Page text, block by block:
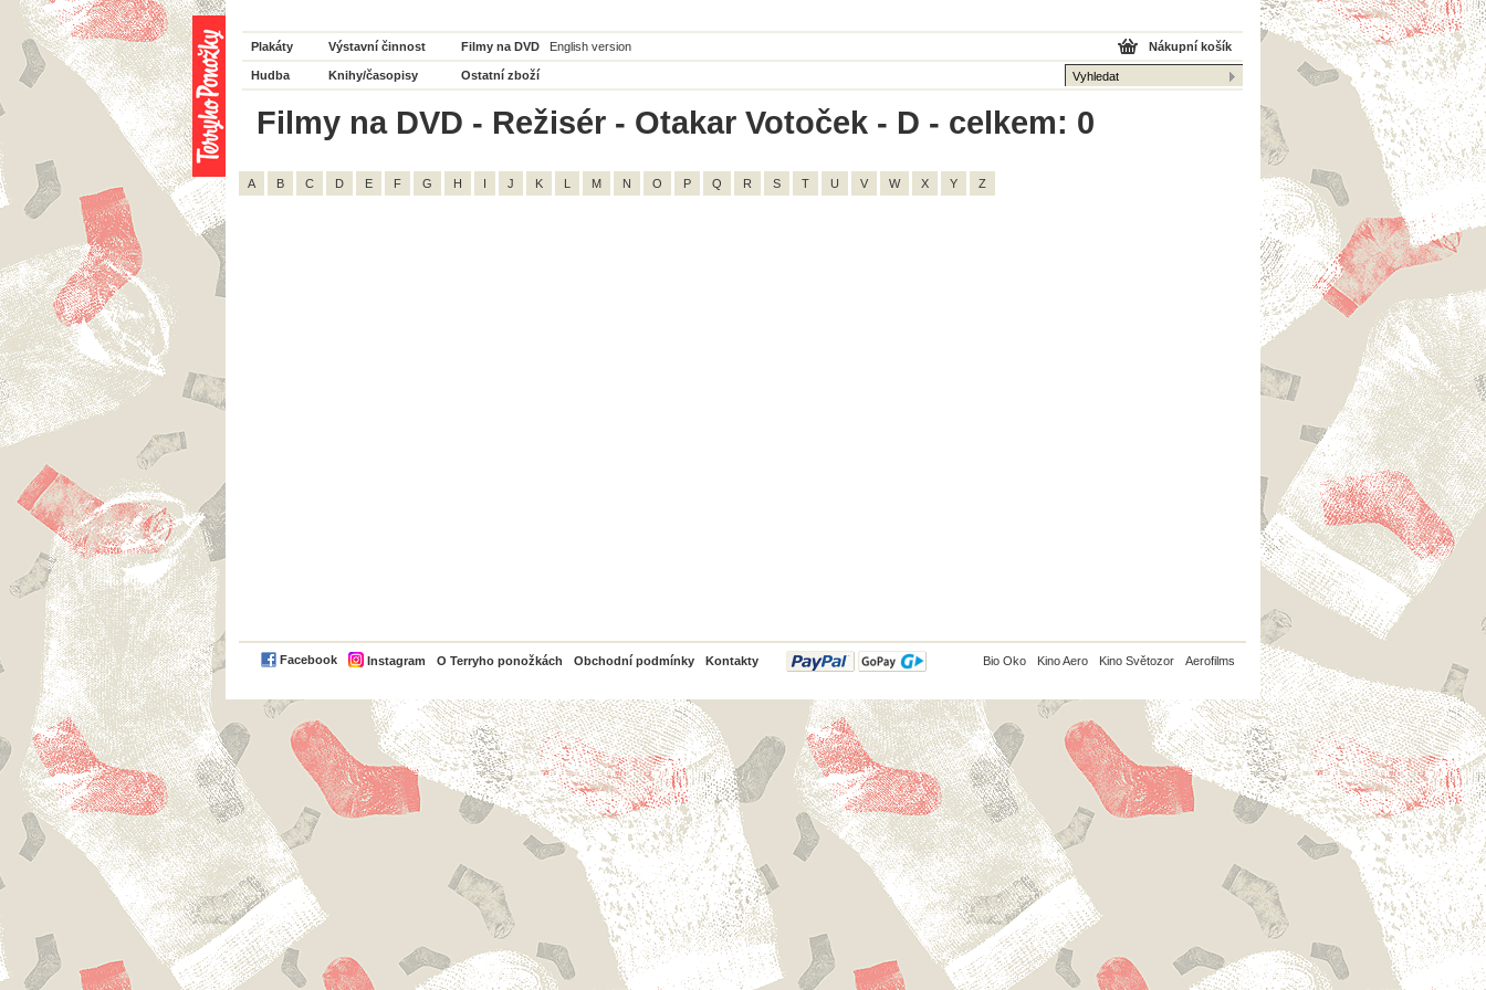
Plakáty Výstavní činnost Filmy na DVD English version
Hudba Knihy/časopisy Ostatní zboží
Nákupní košík
Filmy na DVD - Režisér - Otakar Votoček - D - celkem: 0
A B C D E F G H I J K L M N O P Q R S T U V W X Y Z
Facebook Instagram O Terryho ponožkách Obchodní podmínky Kontakty
PayPal Bio Oko Kino Aero Kino Světozor Aerofilms